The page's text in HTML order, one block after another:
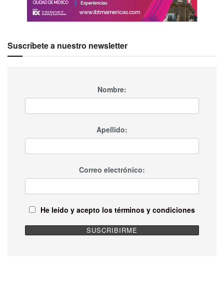
Suscríbete a nuestro newsletter
Nombre:
Apellido:
Correo electrónico:
He leído y acepto los términos y condiciones